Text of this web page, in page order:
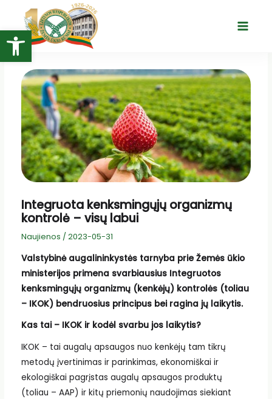
Open toolbar
turinio
Main
Integruota kenksmingųjų organizmų
kontrolė – visų labui
Naujienos / 2023-05-31
Valstybinė augalininkystės tarnyba prie Žemės ūkio
ministerijos primena svarbiausius Integruotos
kenksmingųjų organizmų (kenkėjų) kontrolės (toliau
– IKOK) bendruosius principus bei ragina jų laikytis.
Kas tai – IKOK ir kodėl svarbu jos laikytis?
IKOK – tai augalų apsaugos nuo kenkėjų tam tikrų
metodų įvertinimas ir parinkimas, ekonomiškai ir
ekologiškai pagrįstas augalų apsaugos produktų
(toliau – AAP) ir kitų priemonių naudojimas siekiant